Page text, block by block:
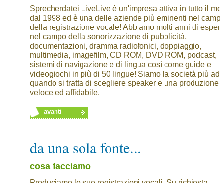
Sprecherdatei LiveLive è un'impresa attiva in tutto il
dal 1998 ed è una delle aziende più eminenti nel
della registrazione vocale! Abbiamo molti anni di
nel campo della sonorizzazione di pubblicità,
documentazioni, dramma radiofonici, doppiaggio,
multimedia, imagefilm, CD ROM, DVD ROM, podcast,
sistemi di navigazione e di lingua così come guide e
videogiochi in più di 50 lingue! Siamo la società più
quando si tratta di scegliere speaker e una
veloce ed affidabile.
avanti
da una sola fonte...
cosa facciamo